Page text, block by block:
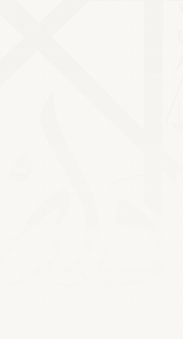
au gingembre :
pour en extraire le jus.
le jus de pomelos
le gingembre frais et
bien frais.
AUSSI